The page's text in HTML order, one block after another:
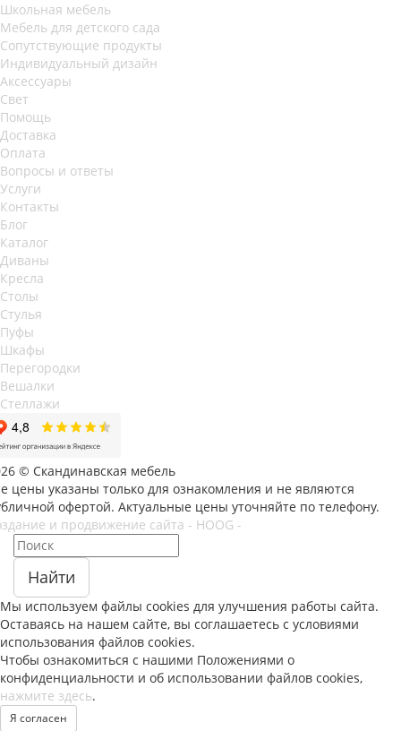
Школьная мебель
Мебель для детского сада
Сопутствующие продукты
Индивидуальный дизайн
Аксессуары
Свет
Помощь
Доставка
Оплата
Вопросы и ответы
Услуги
Контакты
Блог
Каталог
Диваны
Кресла
Столы
Стулья
Пуфы
Шкафы
Перегородки
Вешалки
Стеллажи
© Скандинавская мебель
цены указаны только для ознакомления и не являются
офертой. Актуальные цены уточняйте по телефону.
и продвижение сайта - HOOG -
Найти
Мы используем файлы cookies для улучшения работы сайта.
Оставаясь на нашем сайте, вы соглашаетесь с условиями
использования файлов cookies.
Чтобы ознакомиться с нашими Положениями о
конфиденциальности и об использовании файлов cookies,
нажмите здесь.
Я согласен